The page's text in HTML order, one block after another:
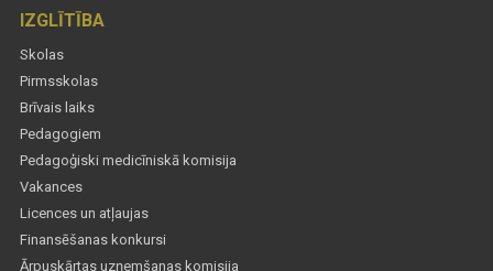
IZGLĪTĪBA
Skolas
Pirmsskolas
Brīvais laiks
Pedagogiem
Pedagoģiski medicīniskā komisija
Vakances
Licences un atļaujas
Finansēšanas konkursi
Ārpuskārtas uzņemšanas komisija